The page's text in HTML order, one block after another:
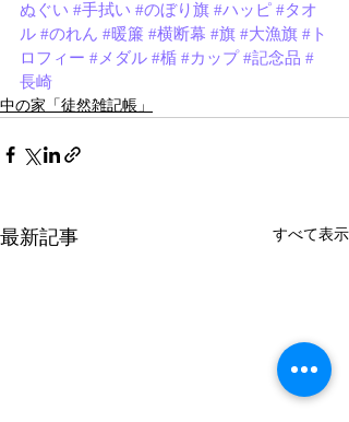
ぬぐい #手拭い #のぼり旗 #ハッピ #タオ
ル #のれん #暖簾 #横断幕 #旗 #大漁旗 #ト
ロフィー #メダル #楯 #カップ #記念品 #
長崎
中の家「徒然雑記帳」
最新記事 すべて表示